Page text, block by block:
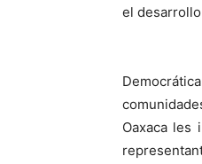
el
Oaxaca les